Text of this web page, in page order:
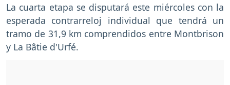
La cuarta etapa se disputará este miércoles con la
esperada contrarreloj individual que tendrá un
tramo de 31,9 km comprendidos entre Montbrison
y La Bâtie d'Urfé.